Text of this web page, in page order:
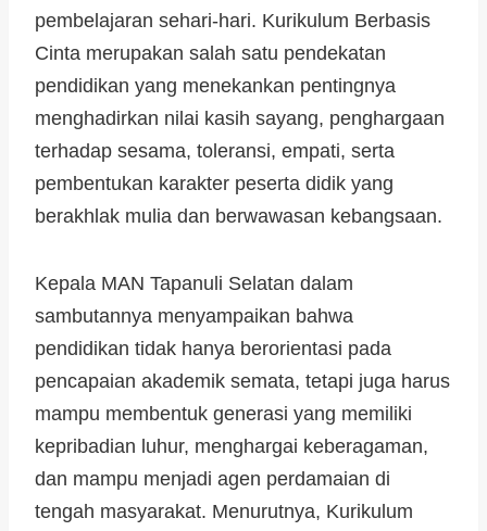
pembelajaran sehari-hari. Kurikulum Berbasis
Cinta merupakan salah satu pendekatan
pendidikan yang menekankan pentingnya
menghadirkan nilai kasih sayang, penghargaan
terhadap sesama, toleransi, empati, serta
pembentukan karakter peserta didik yang
berakhlak mulia dan berwawasan kebangsaan.
Kepala MAN Tapanuli Selatan dalam
sambutannya menyampaikan bahwa
pendidikan tidak hanya berorientasi pada
pencapaian akademik semata, tetapi juga harus
mampu membentuk generasi yang memiliki
kepribadian luhur, menghargai keberagaman,
dan mampu menjadi agen perdamaian di
tengah masyarakat. Menurutnya, Kurikulum